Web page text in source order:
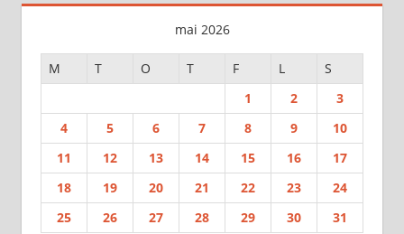
mai 2026
M T O T F L
S
1
2
3
4
5 6 7 8 9
10
11
12 13 14 15 16
17
18
19 20 21 22 23
24
25
26 27 28 29 30
31